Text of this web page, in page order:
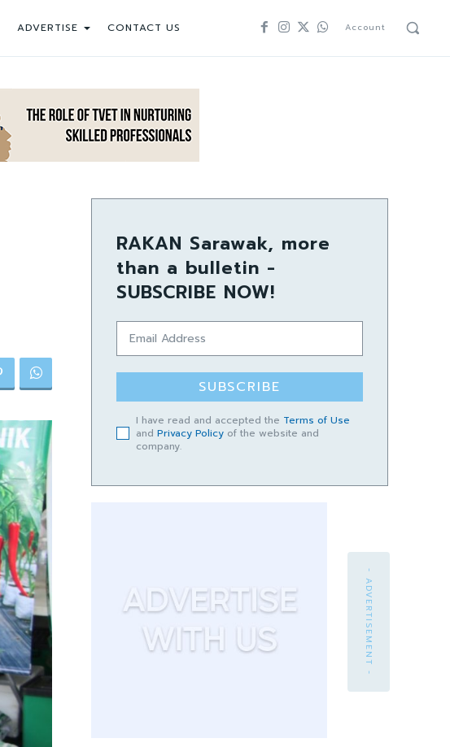
ADVERTISE CONTACT US Account
RAKAN Sarawak, more
than a bulletin -
SUBSCRIBE NOW!
SUBSCRIBE
I have read and accepted the Terms of Use
and Privacy Policyof the website and
company.
- ADVERTISEMENT -